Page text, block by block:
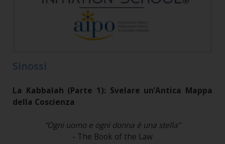
Sinossi
La Kabbalah (Parte 1): Svelare un’Antica Mappa
della Coscienza
“Ogni uomo e ogni donna è una stella”
- The Book of the Law